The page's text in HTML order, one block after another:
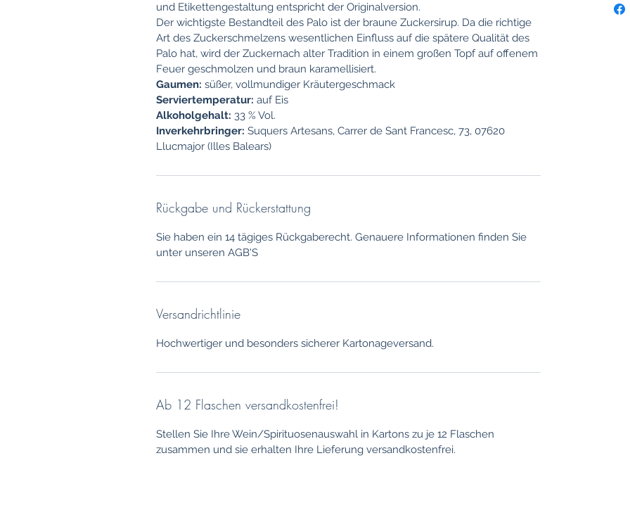
und Etikettengestaltung entspricht der Originalversion.
Der wichtigste Bestandteil des Palo ist der braune Zuckersirup. Da die richtige
Art des Zuckerschmelzens wesentlichen Einfluss auf die spätere Qualität des
Palo hat, wird der Zuckernach alter Tradition in einem großen Topf auf offenem
Feuer geschmolzen und braun karamellisiert.
Gaumen: süßer, vollmundiger Kräutergeschmack
Serviertemperatur: auf Eis
Alkoholgehalt: 33 % Vol.
Inverkehrbringer: Suquers Artesans, Carrer de Sant Francesc, 73, 07620
Llucmajor (Illes Balears)
Rückgabe und Rückerstattung
Sie haben ein 14 tägiges Rückgaberecht. Genauere Informationen finden Sie
unter unseren AGB'S
Versandrichtlinie
Hochwertiger und besonders sicherer Kartonageversand.
Ab 12 Flaschen versandkostenfrei!
Stellen Sie Ihre Wein/Spirituosenauswahl in Kartons zu je 12 Flaschen
zusammen und sie erhalten Ihre Lieferung versandkostenfrei.